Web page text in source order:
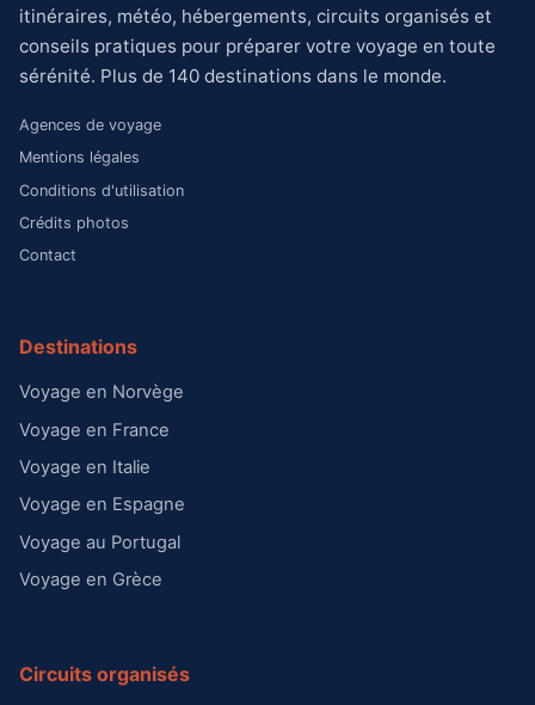
itinéraires, météo, hébergements, circuits organisés et
conseils pratiques pour préparer votre voyage en toute
sérénité. Plus de 140 destinations dans le monde.
Agences de voyage
Mentions légales
Conditions d'utilisation
Crédits photos
Contact
Destinations
Voyage en Norvège
Voyage en France
Voyage en Italie
Voyage en Espagne
Voyage au Portugal
Voyage en Grèce
Circuits organisés